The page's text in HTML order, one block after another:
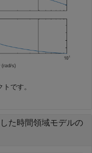
です。
た時間領域モデルの